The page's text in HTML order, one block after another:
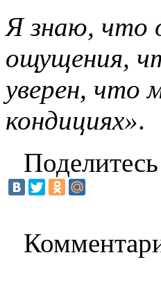
Я знаю, что
ощущения,
уверен, что
кондициях».